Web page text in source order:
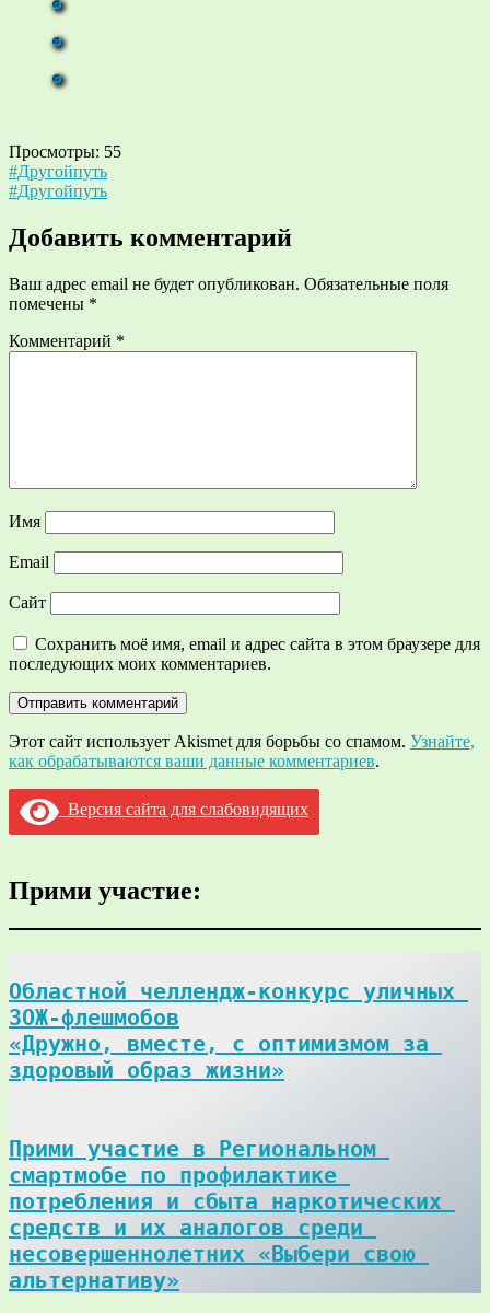
Просмотры: 55
Навигация
по
записям
#Другойпуть
#Другойпуть
Добавить комментарий
Ваш адрес email не будет опубликован. Обязательные поля
помечены *
Комментарий *
Имя
Email
Сайт
Сохранить моё имя, email и адрес сайта в этом браузере для
последующих моих комментариев.
Этот сайт использует Akismet для борьбы со спамом. Узнайте,
как обрабатываются ваши данные комментариев.
Версия сайта для слабовидящих
Прими участие:
Областной челлендж-конкурс уличных
ЗОЖ-флешмобов
«Дружно, вместе, с оптимизмом за
здоровый образ жизни»
Прими участие в Региональном
смартмобе по профилактике
потребления и сбыта наркотических
средств и их аналогов среди
несовершеннолетних «Выбери свою
альтернативу»